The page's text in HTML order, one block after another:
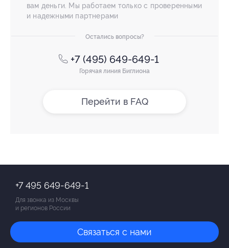
вам деньги. Мы работаем только с проверенными
и надежными партнерами
Остались вопросы?
+7 (495) 649-649-1
Горячая линия Биглиона
Перейти в FAQ
+7 495 649-649-1
Для звонка из Москвы
и регионов России
Связаться с нами